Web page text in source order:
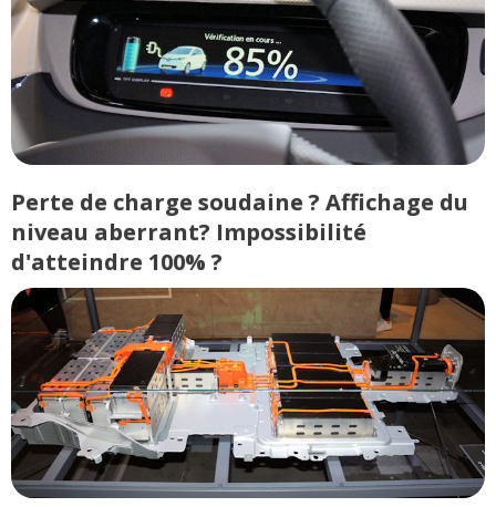
Perte de charge soudaine ? Affichage du
niveau aberrant? Impossibilité
d'atteindre 100% ?